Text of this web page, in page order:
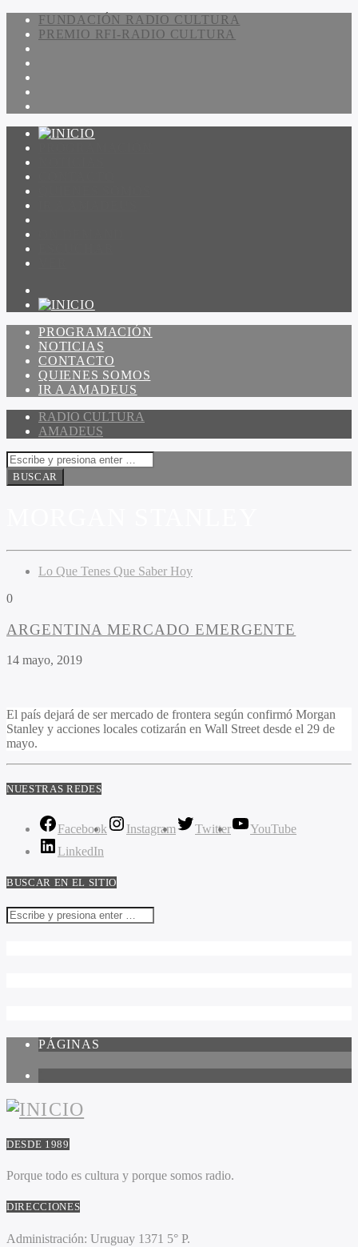
FUNDACIÓN RADIO CULTURA
PREMIO RFI-RADIO CULTURA
PROGRAMACIÓN
NOTICIAS
CONTACTO
QUIENES SOMOS
IR A AMADEUS
RADIO CULTURA
AMADEUS
Lo Que Tenes Que Saber Hoy
0
ARGENTINA MERCADO EMERGENTE
14 mayo, 2019
El país dejará de ser mercado de frontera según confirmó Morgan
Stanley y acciones locales cotizarán en Wall Street desde el 29 de
mayo.
NUESTRAS REDES
Facebook Instagram Twitter
YouTube
LinkedIn
BUSCAR EN EL SITIO
PÁGINAS
DESDE 1989
Porque todo es cultura y porque somos radio.
DIRECCIONES
Administración: Uruguay 1371 5° P.